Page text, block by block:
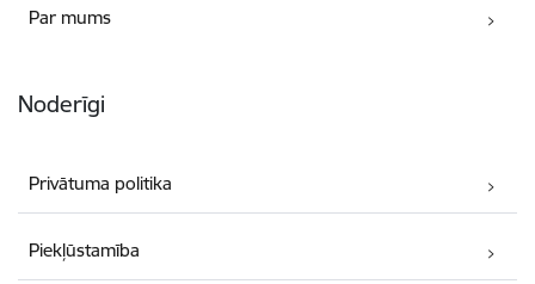
Par mums
Noderīgi
Privātuma politika
Piekļūstamība